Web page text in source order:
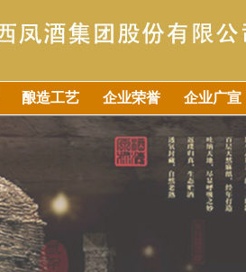
酿造工艺 企业荣誉 企业广宣